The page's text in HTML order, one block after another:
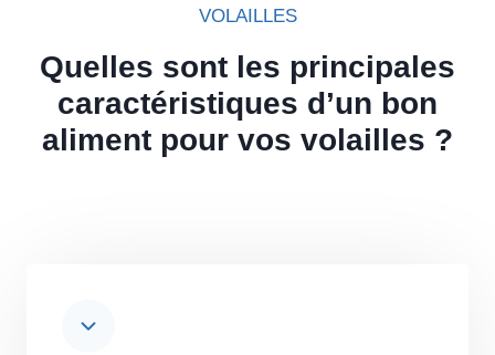
VOLAILLES
Quelles sont les principales
caractéristiques d’un bon
aliment pour vos volailles ?